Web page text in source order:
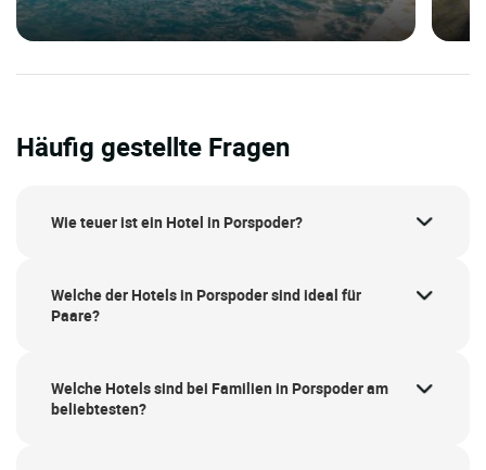
Häufig gestellte Fragen
Wie teuer ist ein Hotel in Porspoder?
Welche der Hotels in Porspoder sind ideal für
Paare?
Welche Hotels sind bei Familien in Porspoder am
beliebtesten?